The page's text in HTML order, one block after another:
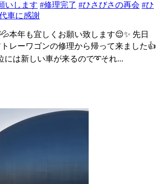
いします #修理完了 #ひさびさの再会 #ひ
車に感謝
本年も宜しくお願い致します😌✨ 先日
レーワゴンの修理から帰って来ました👍
は新しい車が来るので➰それ...